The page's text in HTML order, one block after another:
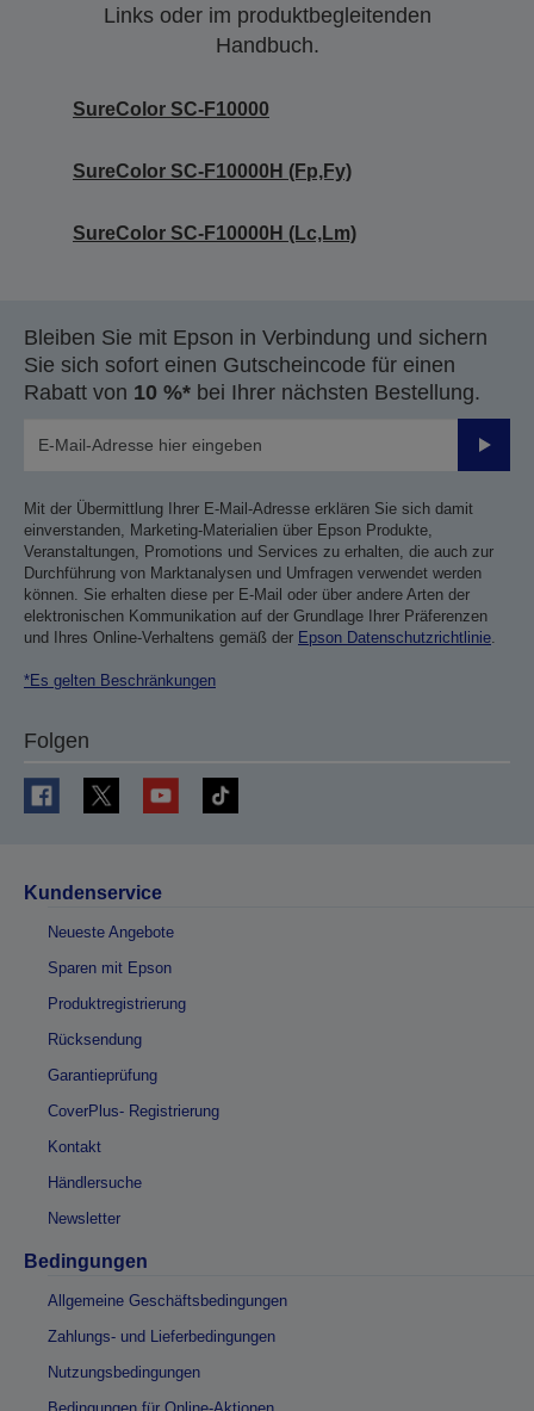
Links oder im produktbegleitenden
Handbuch.
SureColor SC-F10000
SureColor SC-F10000H (Fp,Fy)
SureColor SC-F10000H (Lc,Lm)
Bleiben Sie mit Epson in Verbindung und sichern
Sie sich sofort einen Gutscheincode für einen
Rabatt von 10 %* bei Ihrer nächsten Bestellung.
Mit der Übermittlung Ihrer E-Mail-Adresse erklären Sie sich damit
einverstanden, Marketing-Materialien über Epson Produkte,
Veranstaltungen, Promotions und Services zu erhalten, die auch zur
Durchführung von Marktanalysen und Umfragen verwendet werden
können. Sie erhalten diese per E-Mail oder über andere Arten der
elektronischen Kommunikation auf der Grundlage Ihrer Präferenzen
und Ihres Online-Verhaltens gemäß der Epson Datenschutzrichtlinie
*Es gelten Beschränkungen
Folgen
Kundenservice
Neueste Angebote
Sparen mit Epson
Produktregistrierung
Rücksendung
Garantieprüfung
CoverPlus- Registrierung
Kontakt
Händlersuche
Newsletter
Bedingungen
Allgemeine Geschäftsbedingungen
Zahlungs- und Lieferbedingungen
Nutzungsbedingungen